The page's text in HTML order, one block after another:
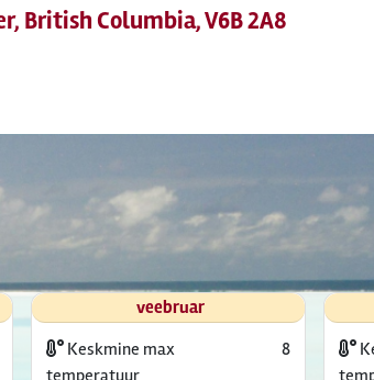
British Columbia, V6B 2A8
veebruar
Keskmine max
temperatuur
8